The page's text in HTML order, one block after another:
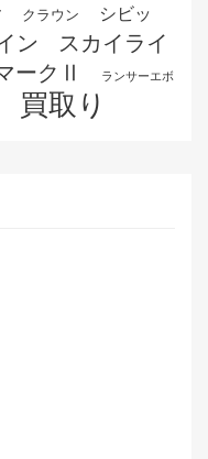
クラウン
シビッ
ン
スカイライ
ークⅡ ランサーエボ
買取り